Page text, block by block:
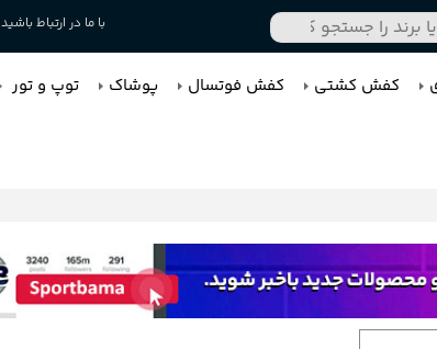
با ما در ارتباط باشید
کفش کشتی کفش فوتسال پوشاک توپ و تور